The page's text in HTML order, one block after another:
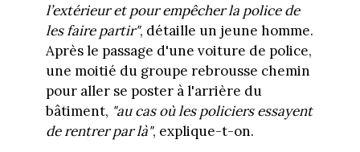
l’extérieur et pour empêcher la police de
les faire partir", détaille un jeune homme.
Après le passage d'une voiture de police,
une moitié du groupe rebrousse chemin
pour aller se poster à l'arrière du
bâtiment, "au cas où les policiers essayent
de rentrer par là", explique-t-on.